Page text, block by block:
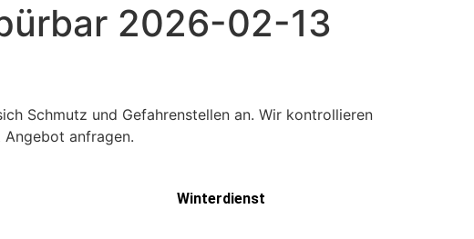
2026-02-13
Schmutz und Gefahrenstellen an. Wir kontrollieren
anfragen.
Winterdienst